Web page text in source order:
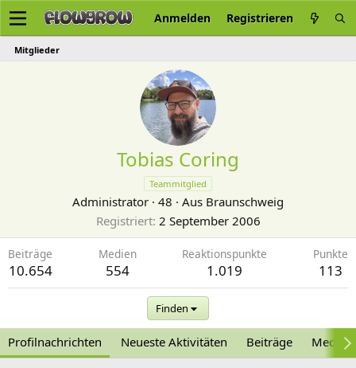
Anmelden Registrieren
Mitglieder
Tobias Coring
Teammitglied
Administrator · 48 · Aus Braunschweig
Registriert 2 September 2006
Beiträge
10.654
Medien
554
Reaktionspunkte
1.019
Punkte
113
Finden
Profilnachrichten Neueste Aktivitäten Beiträge Medien